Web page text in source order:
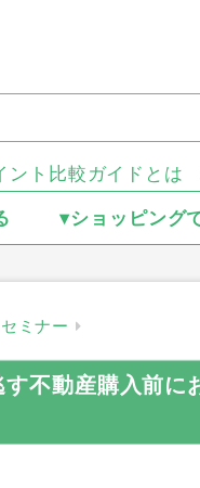
ント比較ガイドとは
▾ショッピング
セミナー
不動産購入前に